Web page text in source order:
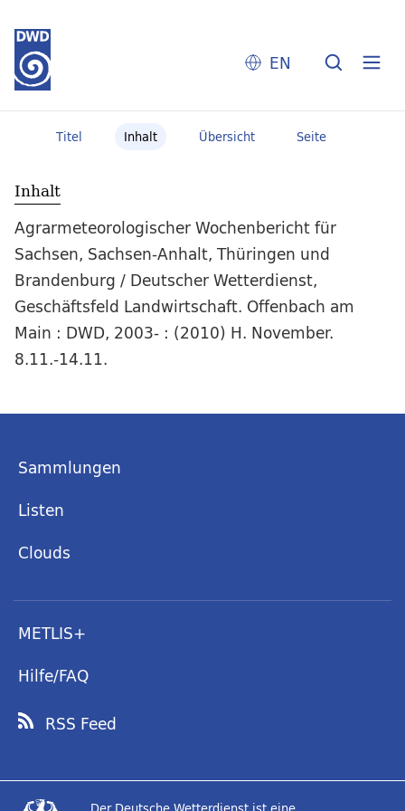
EN
Titel Inhalt Übersicht Seite
Inhalt
Agrarmeteorologischer Wochenbericht für
Sachsen, Sachsen-Anhalt, Thüringen und
Brandenburg / Deutscher Wetterdienst,
Geschäftsfeld Landwirtschaft. Offenbach am
Main : DWD, 2003- : (2010) H. November.
8.11.-14.11.
Sammlungen
Listen
Clouds
METLIS+
Hilfe/FAQ
RSS Feed